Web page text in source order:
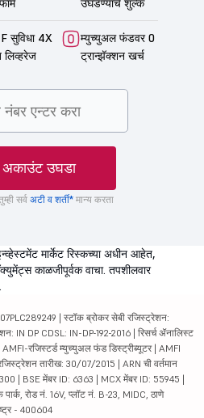
उघडण्याचे शुल्क
सुविधा 4X
लिव्हरेज
म्युच्युअल फंडवर 0
ट्रान्झॅक्शन खर्च
अकाउंट उघडा
सर्व अटी व शर्ती* मान्य करता
मार्केट रिस्कच्या अधीन आहेत,
काळजीपूर्वक वाचा. तपशीलवार
.
| स्टॉक ब्रोकर सेबी रजिस्ट्रेशन:
IN DP CDSL: IN-DP-192-2016 | रिसर्च ॲनालिस्ट
रजिस्टर्ड म्युच्युअल फंड डिस्ट्रीब्यूटर | AMFI
तारीख: 30/07/2015 | ARN ची वर्तमान
| BSE मेंबर ID: 6363 | MCX मेंबर ID: 55945 |
रोड नं. 16V, प्लॉट नं. B-23, MIDC, ठाणे
- 400604